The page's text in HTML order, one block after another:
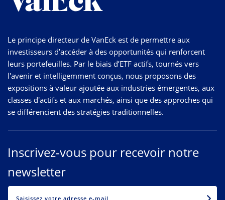
Le principe directeur de VanEck est de permettre aux
investisseurs d’accéder à des opportunités qui renforcent
leurs portefeuilles. Par le biais d’ETF actifs, tournés vers
l'avenir et intelligemment conçus, nous proposons des
expositions à valeur ajoutée aux industries émergentes, aux
classes d'actifs et aux marchés, ainsi que des approches qui
se différencient des stratégies traditionnelles.
Inscrivez-vous pour recevoir notre
newsletter